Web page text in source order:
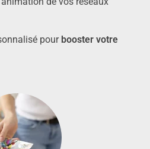
pour booster votre